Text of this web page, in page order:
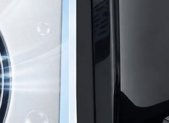
Ketentuan Garansi:
- Harap mengirimkan
garansi.
- Garansi untuk
After-Sales Q&A
1.Pengembalian atau
-Produk tidak berfungsi